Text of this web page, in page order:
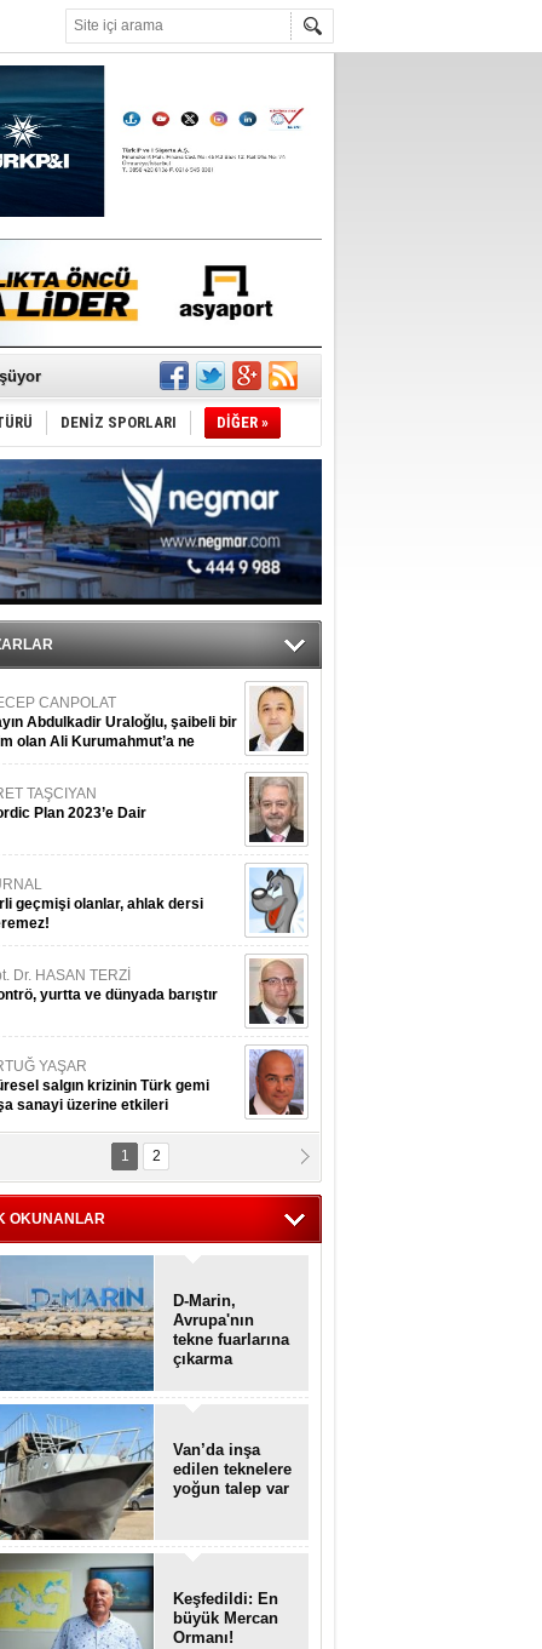
DENİZ SPORLARI DİĞER »
CANPOLAT
Abdulkadir Uraloğlu, şaibeli bir
olan Ali Kurumahmut’a ne
TAŞCIYAN
Plan 2023’e Dair
geçmişi olanlar, ahlak dersi
Dr. HASAN TERZİ
yurtta ve dünyada barıştır
YAŞAR
salgın krizinin Türk gemi
sanayi üzerine etkileri
MESUT AZMİ GÖKSOY
1 2
OKUNANLAR
D-Marin,
Avrupa'nın
tekne fuarlarına
çıkarma
Van’da inşa
edilen teknelere
yoğun talep var
Keşfedildi: En
büyük Mercan
Ormanı!